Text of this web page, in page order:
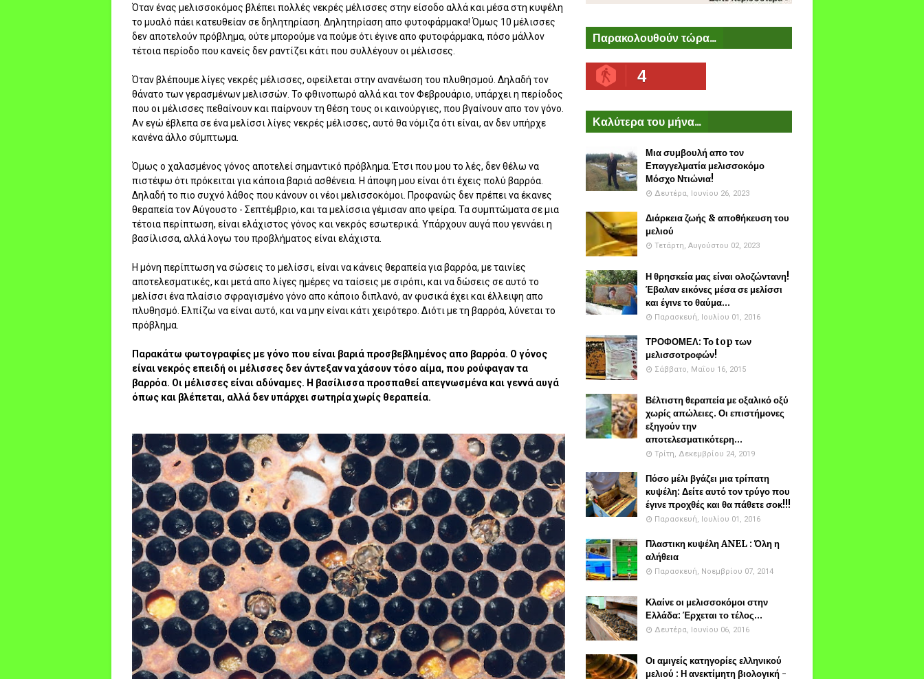
Όταν ένας μελισσοκόμος βλέπει πολλές νεκρές μέλισσες στην είσοδο αλλά και μέσα στη κυψέλη
το μυαλό πάει κατευθείαν σε δηλητηρίαση. Δηλητηρίαση απο φυτοφάρμακα! Όμως 10 μέλισσες
δεν αποτελούν πρόβλημα, ούτε μπορούμε να πούμε ότι έγινε απο φυτοφάρμακα, πόσο μάλλον
τέτοια περίοδο που κανείς δεν ραντίζει κάτι που συλλέγουν οι μέλισσες.
Όταν βλέπουμε λίγες νεκρές μέλισσες, οφείλεται στην ανανέωση του πλυθησμού. Δηλαδή τον
θάνατο των γερασμένων μελισσών. Το φθινοπωρό αλλά και τον Φεβρουάριο, υπάρχει η περίοδος
που οι μέλισσες πεθαίνουν και παίρνουν τη θέση τους οι καινούργιες, που βγαίνουν απο τον γόνο.
Αν εγώ έβλεπα σε ένα μελίσσι λίγες νεκρές μέλισσες, αυτό θα νόμιζα ότι είναι, αν δεν υπήρχε
κανένα άλλο σύμπτωμα.
Όμως ο χαλασμένος γόνος αποτελεί σημαντικό πρόβλημα. Έτσι που μου το λές, δεν θέλω να
πιστέψω ότι πρόκειται για κάποια βαριά ασθένεια. Η άποψη μου είναι ότι έχεις πολύ βαρρόα.
Δηλαδή το πιο συχνό λάθος που κάνουν οι νέοι μελισσοκόμοι. Προφανώς δεν πρέπει να έκανες
θεραπεία τον Αύγουστο - Σεπτέμβριο, και τα μελίσσια γέμισαν απο ψείρα. Τα συμπτώματα σε μια
τέτοια περίπτωση, είναι ελάχιστος γόνος και νεκρός εσωτερικά. Υπάρχουν αυγά που γεννάει η
βασίλισσα, αλλά λογω του προβλήματος είναι ελάχιστα.
Η μόνη περίπτωση να σώσεις το μελίσσι, είναι να κάνεις θεραπεία για βαρρόα, με ταινίες
αποτελεσματικές, και μετά απο λίγες ημέρες να ταίσεις με σιρόπι, και να δώσεις σε αυτό το
μελίσσι ένα πλαίσιο σφραγισμένο γόνο απο κάποιο διπλανό, αν φυσικά έχει και έλλειψη απο
πλυθησμό. Ελπίζω να είναι αυτό, και να μην είναι κάτι χειρότερο. Διότι με τη βαρρόα, λύνεται το
πρόβλημα.
Παρακάτω φωτογραφίες με γόνο που είναι βαριά προσβεβλημένος απο βαρρόα. Ο γόνος
είναι νεκρός επειδή οι μέλισσες δεν άντεξαν να χάσουν τόσο αίμα, που ρούφαγαν τα
βαρρόα. Οι μέλισσες είναι αδύναμες. Η βασίλισσα προσπαθεί απεγνωσμένα και γεννά αυγά
όπως και βλέπεται, αλλά δεν υπάρχει σωτηρία χωρίς θεραπεία.
Παρακολουθούν τώρα...
4
Καλύτερα του μήνα...
Μια συμβουλή απο τον
Επαγγελματία μελισσοκόμο
Μόσχο Ντιώνια!
Δευτέρα, Ιουνίου 26, 2023
Διάρκεια ζωής & αποθήκευση του
μελιού
Τετάρτη, Αυγούστου 02, 2023
Η θρησκεία μας είναι ολοζώντανη!
Έβαλαν εικόνες μέσα σε μελίσσι
και έγινε το θαύμα...
Παρασκευή, Ιουλίου 01, 2016
ΤΡΟΦΟΜΕΛ: Το top των
μελισσοτροφών!
Σάββατο, Μαΐου 16, 2015
Βέλτιστη θεραπεία με οξαλικό οξύ
χωρίς απώλειες. Οι επιστήμονες
εξηγούν την
αποτελεσματικότερη...
Τρίτη, Δεκεμβρίου 24, 2019
Πόσο μέλι βγάζει μια τρίπατη
κυψέλη: Δείτε αυτό τον τρύγο που
έγινε προχθές και θα πάθετε σοκ!!!
Παρασκευή, Ιουλίου 01, 2016
Πλαστικη κυψέλη ANEL : Όλη η
αλήθεια
Παρασκευή, Νοεμβρίου 07, 2014
Κλαίνε οι μελισσοκόμοι στην
Ελλάδα: Έρχεται το τέλος...
Δευτέρα, Ιουνίου 06, 2016
Οι αμιγείς κατηγορίες ελληνικού
μελιού : Η ανεκτίμητη βιολογική -